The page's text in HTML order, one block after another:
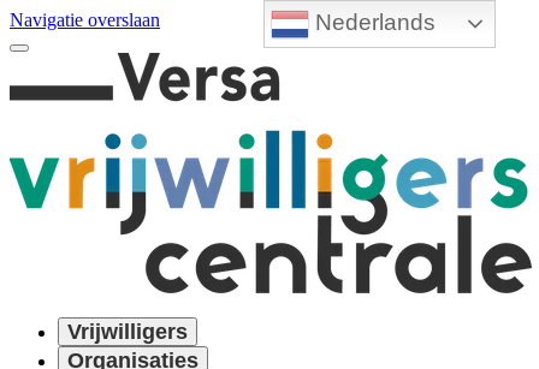
Nederlands
Navigatie overslaan
Vrijwilligers
Organisaties